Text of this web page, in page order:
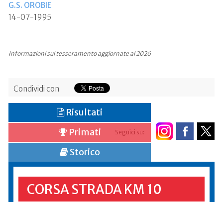
G.S. OROBIE
14-07-1995
Informazioni sul tesseramento aggiornate al 2026
Condividi con
Seguici su:
Risultati
Primati
Storico
CORSA STRADA KM 10